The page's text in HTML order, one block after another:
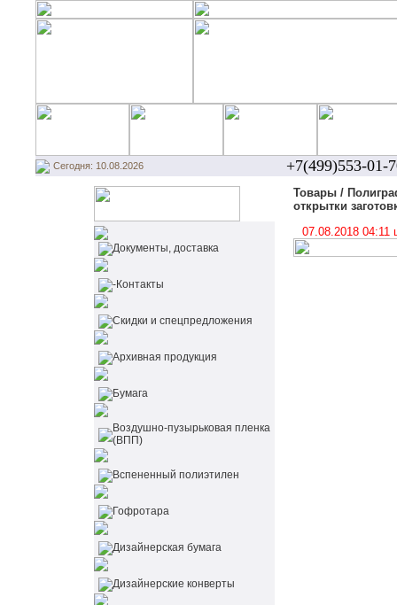
Сегодня: 10.08.2026 +7(499)553-01-
Документы, доставка
-Контакты
Cкидки и спецпредложения
Архивная продукция
Бумага
Воздушно-пузырьковая пленка
(ВПП)
Вспененный полиэтилен
Гофротара
Дизайнерская бумага
Дизайнерские конверты
Товары /
открытки
07.08.2018 04:11